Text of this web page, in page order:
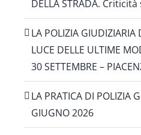
DELLA STRADA.
LA POLIZIA GIUDIZIARIA
LUCE DELLE ULTIME
30 SETTEMBRE –
LA PRATICA DI POLIZIA
GIUGNO 2026